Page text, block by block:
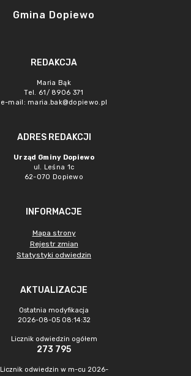
Gmina Dopiewo
REDAKCJA
Maria Bąk
Tel. 61/ 8906 371
e-mail: maria.bak@dopiewo.pl
ADRES REDAKCJI
Urząd Gminy Dopiewo
ul. Leśna 1c
62-070 Dopiewo
INFORMACJE
Mapa strony
Rejestr zmian
Statystyki odwiedzin
AKTUALIZACJE
Ostatnia modyfikacja
2026-08-05 08:14:32
Licznik odwiedzin ogółem
273 795
Licznik odwiedzin w m-cu 2026-